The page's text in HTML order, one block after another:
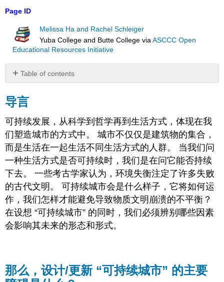
Page ID
Melissa Ha and Rachel Schleiger
Yuba College and Butte College viaASCCC Open
Educational Resources Initiative
Table of contents
言
那
么，
设
计/
更
新
“可
持
续
城
市”
的
主
是
什
导言
可持续发展，从科学到哲学再到生活方式，体现在我
们塑造城市的方式中。 城市不仅仅是建筑物的集合，
而是生活在一起生活不同生活方式的人群。 当我们问
一种生活方式是否可持续时，我们是在问它能否持续
下去。 一些考古学家认为，环境失衡注定了许多失败
的古代文明。 可持续城市会是什么样子，它将如何运
作，我们怎样才能避免导致物质文明崩溃的不平衡？
在设想 “可持续城市” 的同时，我们必须辨别哪些因素
会影响其未来的形态和形式。
那么，设计/更新 “可持续城市” 的主要